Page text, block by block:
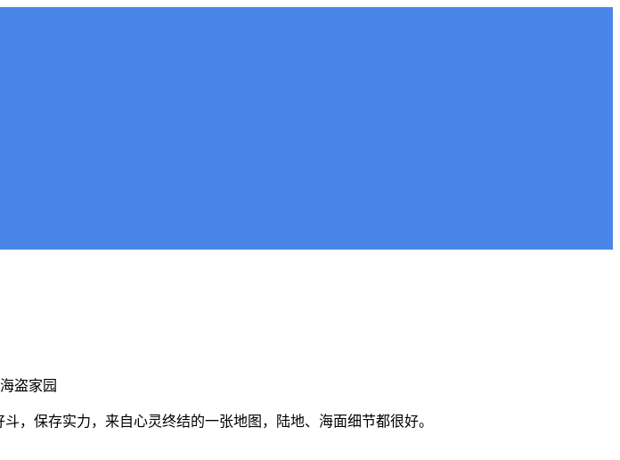
，保存实力，来自心灵终结的一张地图，陆地、海面细节都很好。